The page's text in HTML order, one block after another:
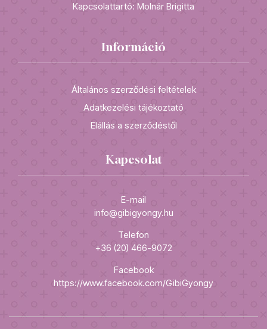
Kapcsolattartó: Molnár Brigitta
Információ
Általános szerződési feltételek
Adatkezelési tájékoztató
Elállás a szerződéstől
Kapcsolat
E-mail
info@gibigyongy.hu
Telefon
+36 (20) 466-9072
Facebook
https://www.facebook.com/GibiGyongy